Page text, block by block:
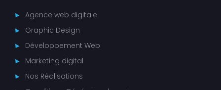
Agence web digitale
Graphic Design
Développement Web
Marketing digital
Nos Réalisations